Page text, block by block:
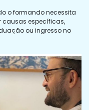
o formando necessita
causas específicas,
ou ingresso no